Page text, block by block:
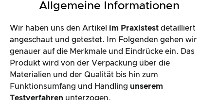
Allgemeine Informationen
Wir haben uns den Artikel im Praxistest detailliert
angeschaut und getestet. Im Folgenden gehen wir
genauer auf die Merkmale und Eindrücke ein. Das
Produkt wird von der Verpackung über die
Materialien und der Qualität bis hin zum
Funktionsumfang und Handling unserem
Testverfahren unterzogen.